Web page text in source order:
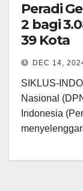
Peradi
2 bagi
39 Kota
DEC 14,
SIKLUS-
Nasional
Indonesia